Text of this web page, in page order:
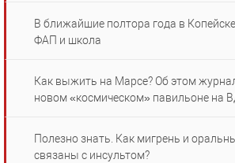
В ближайшие полтора года в
ФАП и школа
Как выжить на Марсе? Об этом
новом «космическом» павильоне на
Полезно знать. Как мигрень и
связаны с инсультом?